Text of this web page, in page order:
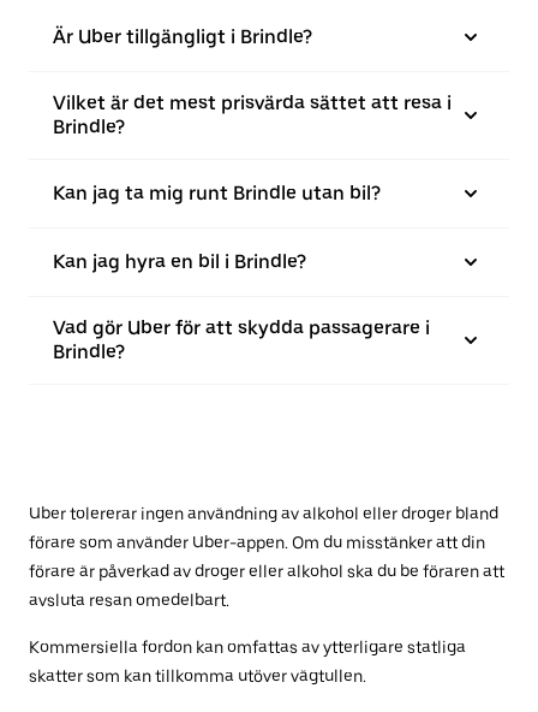
Är Uber tillgängligt i Brindle?
Vilket är det mest prisvärda sättet att resa i
Brindle?
Kan jag ta mig runt Brindle utan bil?
Kan jag hyra en bil i Brindle?
Vad gör Uber för att skydda passagerare i
Brindle?
Uber tolererar ingen användning av alkohol eller droger bland
förare som använder Uber-appen. Om du misstänker att din
förare är påverkad av droger eller alkohol ska du be föraren att
avsluta resan omedelbart.
Kommersiella fordon kan omfattas av ytterligare statliga
skatter som kan tillkomma utöver vägtullen.